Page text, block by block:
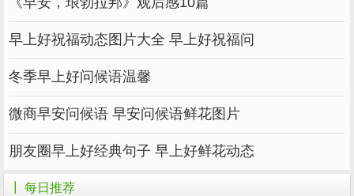
早上好祝福动态图片大全 早上好祝福问
冬季早上好问候语温馨
微商早安问候语 早安问候语鲜花图片
朋友圈早上好经典句子 早上好鲜花动态
┃ 每日推荐